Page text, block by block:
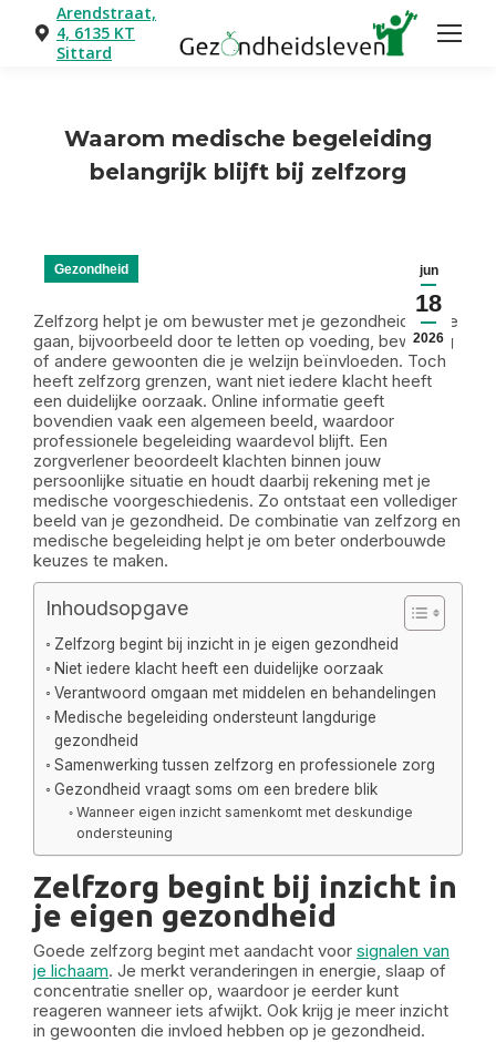
Arendstraat,
4, 6135 KT
Sittard
Waarom medische begeleiding
belangrijk blijft bij zelfzorg
jun
18
2026
Gezondheid
Zelfzorg helpt je om bewuster met je gezondheid om te
gaan, bijvoorbeeld door te letten op voeding, beweging
of andere gewoonten die je welzijn beïnvloeden. Toch
heeft zelfzorg grenzen, want niet iedere klacht heeft
een duidelijke oorzaak. Online informatie geeft
bovendien vaak een algemeen beeld, waardoor
professionele begeleiding waardevol blijft. Een
zorgverlener beoordeelt klachten binnen jouw
persoonlijke situatie en houdt daarbij rekening met je
medische voorgeschiedenis. Zo ontstaat een vollediger
beeld van je gezondheid. De combinatie van zelfzorg en
medische begeleiding helpt je om beter onderbouwde
keuzes te maken.
Inhoudsopgave
Zelfzorg begint bij inzicht in je eigen gezondheid
Niet iedere klacht heeft een duidelijke oorzaak
Verantwoord omgaan met middelen en behandelingen
Medische begeleiding ondersteunt langdurige
gezondheid
Samenwerking tussen zelfzorg en professionele zorg
Gezondheid vraagt soms om een bredere blik
Wanneer eigen inzicht samenkomt met deskundige
ondersteuning
Zelfzorg begint bij inzicht in
je eigen gezondheid
Goede zelfzorg begint met aandacht voor signalen van
je lichaam. Je merkt veranderingen in energie, slaap of
concentratie sneller op, waardoor je eerder kunt
reageren wanneer iets afwijkt. Ook krijg je meer inzicht
in gewoonten die invloed hebben op je gezondheid.